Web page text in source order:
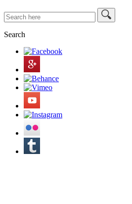
Search